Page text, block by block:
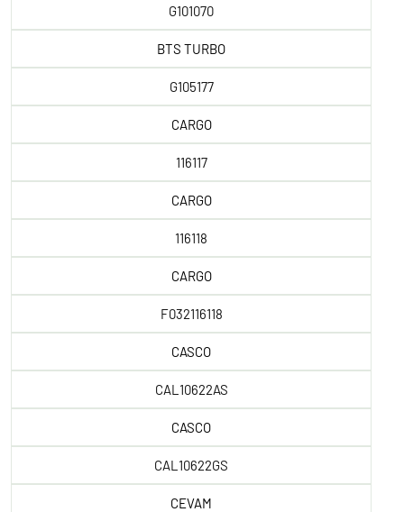
G101070
BTS TURBO
G105177
CARGO
116117
CARGO
116118
CARGO
F032116118
CASCO
CAL10622AS
CASCO
CAL10622GS
CEVAM